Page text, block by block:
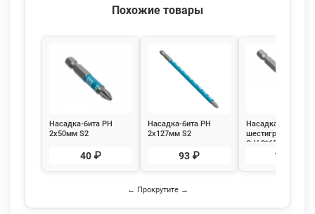
Похожие товары
Насадка-бита PH
2х50мм S2
РемоКолор 33-7-572
40 ₽
Насадка-бита PH
2х127мм S2
РемоКолор 33-7-575
93 ₽
Насадка
шестигранная,
CrV 8*65 мм,
Ремоколор 33-3-
119 ₽
← Прокрутите →